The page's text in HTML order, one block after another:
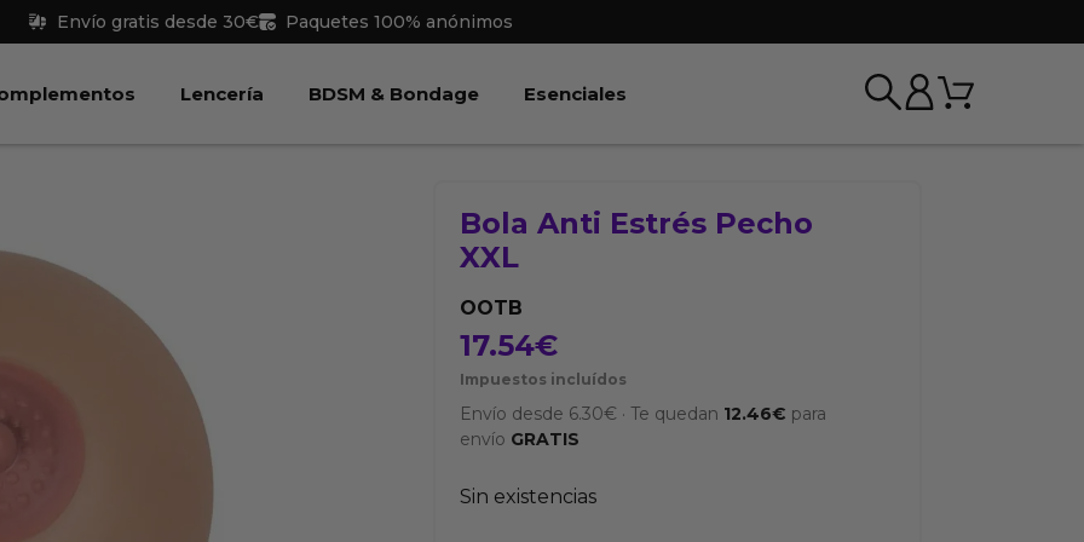
Envío gratis desde 30€ Paquetes 100% anónimos
Juguetes Abrir Complementos
Lencería Abrir Lencería
BDSM & Bondage Abrir BDSM & Bondage
Esenciales Carrito
Bola Anti Estrés Pecho
XXL
OOTB
17.54€
Impuestos incluídos
Envío desde 6.30€ ·Te quedan 12.46€ para
envío GRATIS
Sin existencias